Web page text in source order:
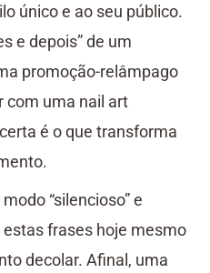
único e ao seu público.
e depois” de um
promoção-relâmpago
com uma nail art
é o que transforma
“silencioso” e
frases hoje mesmo
decolar. Afinal, uma